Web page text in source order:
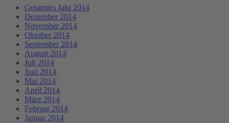
Gesamtes Jahr 2014
Dezember 2014
November 2014
Oktober 2014
September 2014
August 2014
Juli 2014
Juni 2014
Mai 2014
April 2014
März 2014
Februar 2014
Januar 2014